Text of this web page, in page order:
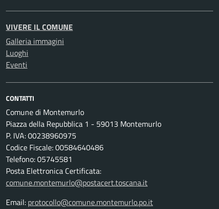
VIVERE IL COMUNE
Galleria immagini
Luoghi
Eventi
CONTATTI
Comune di Montemurlo
Piazza della Repubblica 1 - 59013 Montemurlo
P. IVA: 00238960975
Codice Fiscale: 00584640486
Telefono: 05745581
Posta Elettronica Certificata:
comune.montemurlo@postacert.toscana.it
Email: protocollo@comune.montemurlo.po.it